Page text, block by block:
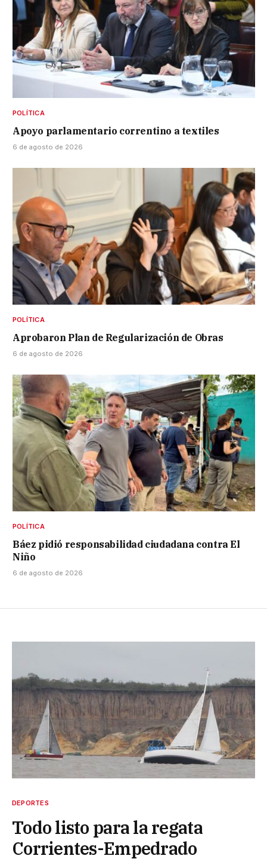
POLÍTICA
Apoyo parlamentario correntino a textiles
6 de agosto de 2026
POLÍTICA
Aprobaron Plan de Regularización de Obras
6 de agosto de 2026
POLÍTICA
Báez pidió responsabilidad ciudadana contra El
Niño
6 de agosto de 2026
DEPORTES
Todo listo para la regata
Corrientes-Empedrado